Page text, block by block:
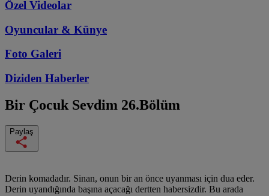
Özel Videolar
Oyuncular & Künye
Foto Galeri
Diziden Haberler
Bir Çocuk Sevdim 26.Bölüm
Paylaş
Derin komadadır. Sinan, onun bir an önce uyanması için dua eder.
Derin uyandığında başına açacağı dertten habersizdir. Bu arada